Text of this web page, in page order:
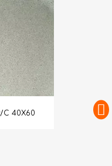
C 40X60